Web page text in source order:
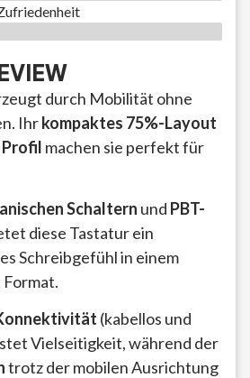
durch Mobilität ohne
Ihrkompaktes 75%-Layout
Profil machen sie perfekt für
Schaltern und PBT-
diese Tastatur ein
Schreibgefühl in einem
(kabellos und
Vielseitigkeit, während der
trotz der mobilen Ausrichtung